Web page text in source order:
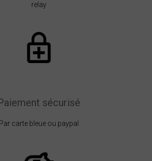
relay
sécurisé
Par carte bleue ou paypal